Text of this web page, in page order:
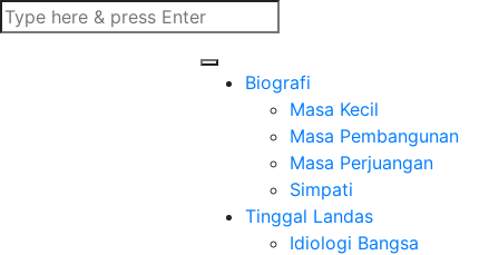
Biografi
Masa Kecil
Masa Pembangunan
Masa Perjuangan
Simpati
Tinggal Landas
Idiologi Bangsa